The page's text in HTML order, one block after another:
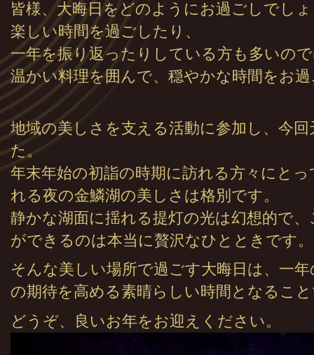
皆様、大晦日をどのようにお過ごしでし
楽しい時間を過ごしたり、
一年を振り返ったりしている方も多いの
温かい料理を囲んで、穏やかな時間をお
地域の美しさを支える活動に参加し、今
た。
年末年始の初詣の時期に訪れる方々にと
れる夜の金鱗湖の美しさは格別です。
静かな湖面に揺れる提灯の光は幻想的で
ができるのは本当に贅沢なひとときです。
そんな美しい場所で過ごす大晦日は、一
の期待を高める素晴らしい時間となるこ
どうぞ、良いお年をお迎えください。